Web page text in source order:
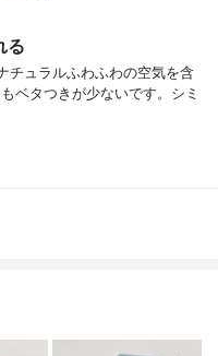
る
チュラルふわふわの空気を含
ベタつきが少ないです。シミ